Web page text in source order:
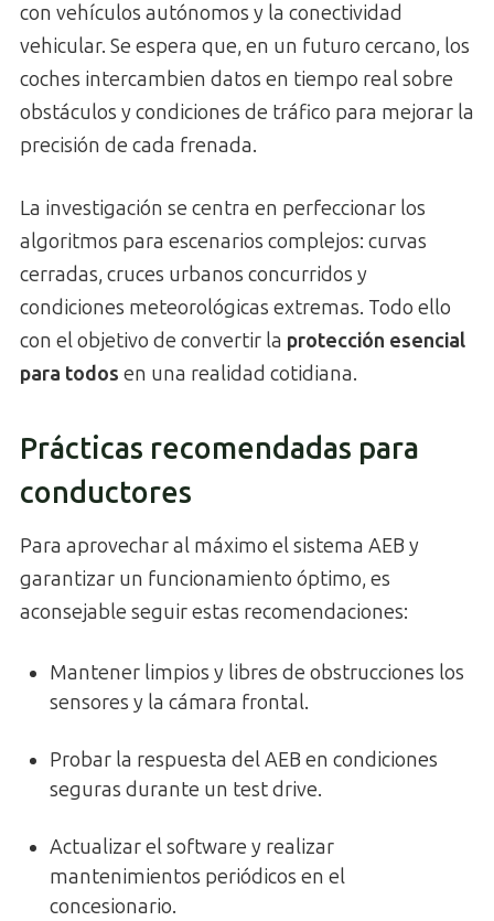
con vehículos autónomos y la conectividad
vehicular. Se espera que, en un futuro cercano, los
coches intercambien datos en tiempo real sobre
obstáculos y condiciones de tráfico para mejorar la
precisión de cada frenada.
La investigación se centra en perfeccionar los
algoritmos para escenarios complejos: curvas
cerradas, cruces urbanos concurridos y
condiciones meteorológicas extremas. Todo ello
con el objetivo de convertir la protección esencial
para todos en una realidad cotidiana.
Prácticas recomendadas para
conductores
Para aprovechar al máximo el sistema AEB y
garantizar un funcionamiento óptimo, es
aconsejable seguir estas recomendaciones:
Mantener limpios y libres de obstrucciones los
sensores y la cámara frontal.
Probar la respuesta del AEB en condiciones
seguras durante un test drive.
Actualizar el software y realizar
mantenimientos periódicos en el
concesionario.